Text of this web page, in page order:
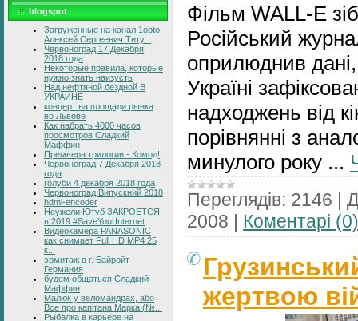
blogspot
Загруженные на канал 1opto
Алексей Сергеевич Титу...
Червоноград 17 Декабря
2018 года
Некоторые правила, которые
нужно знать наизусть
Над нефтяной бездной В
УКРАИНЕ
концерт на площади рынка
во Львове
Как набрать 4000 часов
просмотров Сладкий
Маффин
Премьера трилогии - Комод!
Червоноград 7 Декабря 2018
года
голуби 4 декабря 2018 года
Червоноград Випускний 2018
hdmi-encoder
Неужели Ютуб ЗАКРОЕТСЯ
в 2019 #SaveYourInternet
Видеокамера PANASONIC
как снимает Full HD MP4 25
к...
эрмитаж в г. Байройт
Германия
будем общаться Сладкий
Маффин
Малюк у веломандрах, або
Все про капітана Марка (№...
Рыбалка в карьере на
Фільм WALL-E
Російський
оприлюднив
Україні
надходжень від
порівнянні з
минулого року ...
Переглядів: 2146 |
2008 | Коментарі (0)
жертвою